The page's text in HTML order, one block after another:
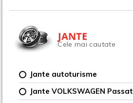
JANTE
Cele mai cautate
Jante autoturisme
Jante VOLKSWAGEN Passat